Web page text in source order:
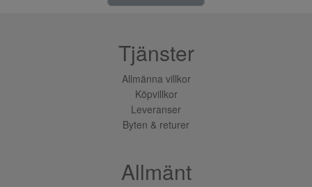
Tjänster
Allmänna villkor
Köpvillkor
Leveranser
Byten & returer
Allmänt